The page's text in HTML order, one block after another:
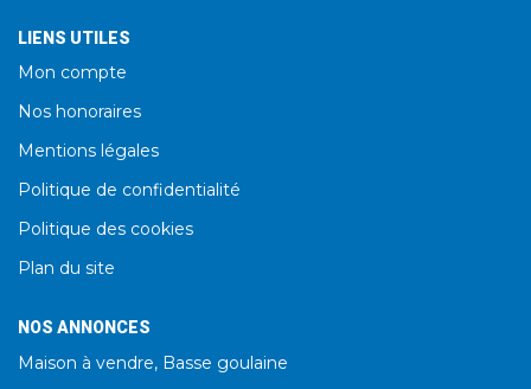
LIENS UTILES
Mon compte
Nos honoraires
Mentions légales
Politique de confidentialité
Politique des cookies
Plan du site
NOS ANNONCES
Maison à vendre, Basse goulaine